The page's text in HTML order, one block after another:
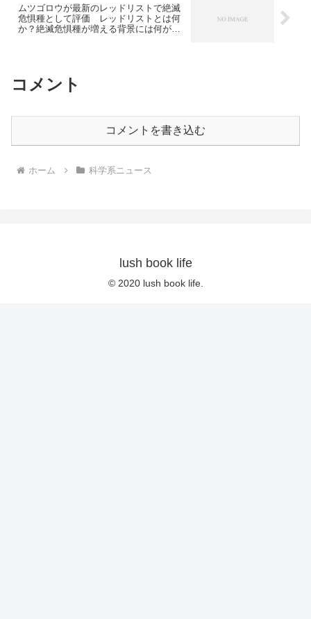
ムツゴロウが最新のレッドリストで絶滅
危惧種として評価 レッドリストとは何
か？絶滅危惧種が増える背景には何があ
コメント
コメントを書き込む
ホーム 科学系ニュース
lush book life
© 2020 lush book life.